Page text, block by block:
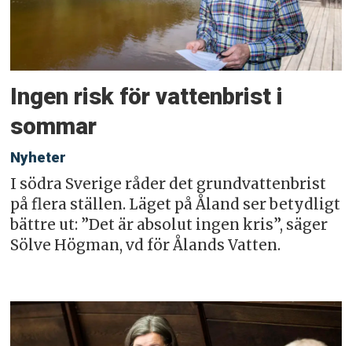
Ingen risk för vattenbrist i
sommar
Nyheter
I södra Sverige råder det grundvattenbrist
på flera ställen. Läget på Åland ser betydligt
bättre ut: ”Det är absolut ingen kris”, säger
Sölve Högman, vd för Ålands Vatten.